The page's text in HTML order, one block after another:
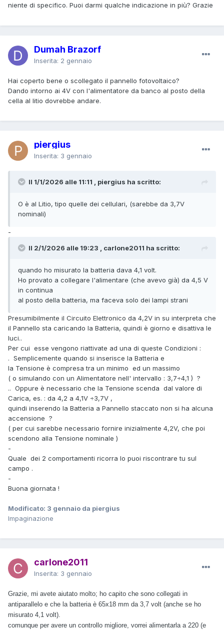
niente di specifico. Puoi darmi qualche indicazione in più? Grazie
Dumah Brazorf
Inserita: 2 gennaio
Hai coperto bene o scollegato il pannello fotovoltaico?
Dando intorno ai 4V con l'alimentatore da banco al posto della
cella al litio dovrebbe andare.
piergius
Inserita: 3 gennaio
Il 1/1/2026 alle 11:11 , piergius ha scritto:
O è al Litio, tipo quelle dei cellulari, (sarebbe da 3,7V
nominali)
-
Il 2/1/2026 alle 19:23 , carlone2011 ha scritto:
quando ho misurato la batteria dava 4,1 volt.
Ho provato a collegare l'alimentare (che avevo già) da 4,5 V
in continua
al posto della batteria, ma faceva solo dei lampi strani
Presumibilmente il Circuito Elettronico da 4,2V in su interpreta che
il Pannello sta caricando la Batteria, quindi è giorno e disattiva le
luci..
Per cui esse vengono riattivate ad una di queste Condizioni :
. Semplicemente quando si inserisce la Batteria e
la Tensione è compresa tra un minimo ed un massimo
( o simulando con un Alimentatore nell' intervallo : 3,7÷4,1 ) ?
.. Oppure è necessario che la Tensione scenda dal valore di
Carica, es. : da 4,2 a 4,1V ÷3,7V ,
quindi inserendo la Batteria a Pannello staccato non si ha alcuna
accensione ?
( per cui sarebbe necessario fornire inizialmente 4,2V, che poi
scendono alla Tensione nominale )
-
Quale dei 2 comportamenti ricorra lo puoi riscontrare tu sul
campo .
-
Buona giornata !
Modificato: 3 gennaio da piergius
Impaginazione
carlone2011
Inserita: 3 gennaio
Grazie, mi avete aiutato molto; ho capito che sono collegati in
antiparallelo e che la batteria è 65x18 mm da 3,7 volt (anche se ho
misurato 4,1 volt).
comunque per avere un controllo migliore, vorrei alimentarla a 220 (e